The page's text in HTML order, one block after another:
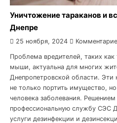
Уничтожение тараканов и
Днепре
25 ноября, 2024
Проблема вредителей, таких
мыши, актуальна для многих
Днепропетровской области. Эти
не только портить имущество,
человека заболевания.
профессиональную службу СЭС
услуги дезинфекции и